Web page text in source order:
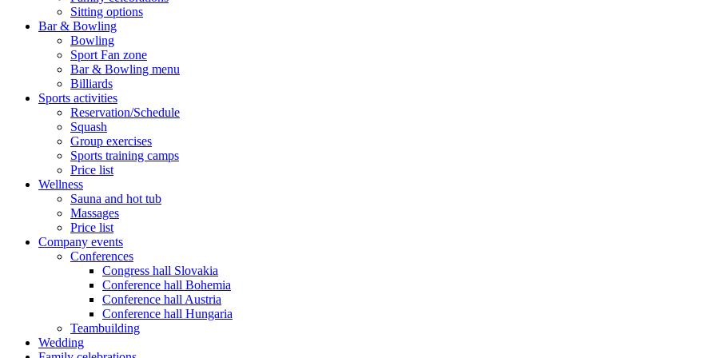
Sitting options
Bar & Bowling
Bowling
Sport Fan zone
Bar & Bowling menu
Billiards
Sports activities
Reservation/Schedule
Squash
Group exercises
Sports training camps
Price list
Wellness
Sauna and hot tub
Massages
Price list
Company events
Conferences
Congress hall Slovakia
Conference hall Bohemia
Conference hall Austria
Conference hall Hungaria
Teambuilding
Wedding